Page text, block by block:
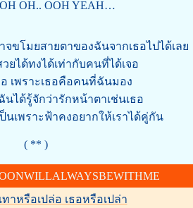
OH.. OOH YEAH…
ขโมยสายตาของฉันจากเธอไปได้เลย
ยได้ทงได้เท่ากับคนที่ได้เจอ
เพราะเธอคือคนที่ฉันมอง
ได้รู้จักว่ารักหน้าตาเช่นเธอ
นเพราะฟ้าคงอยากให้เราได้คู่กัน
( ** )
ทาหรือเปล่อ เธอหรือเปล่า